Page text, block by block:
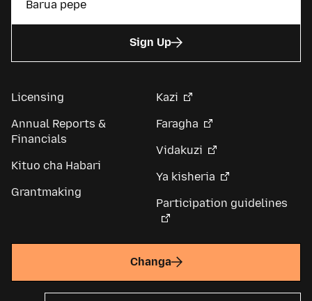
Sign Up
Licensing
Annual Reports &
Financials
Kituo cha Habari
Grantmaking
Kazi
Faragha
Vidakuzi
Ya kisheria
Participation guidelines
Changa